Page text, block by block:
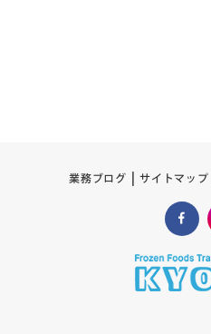
業務ブログ サイトマップ